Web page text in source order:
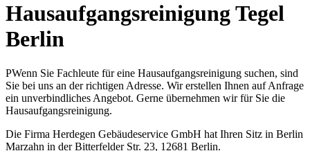
Hausaufgangsreinigung Tegel
Berlin
PWenn Sie Fachleute für eine Hausaufgangsreinigung suchen, sind
Sie bei uns an der richtigen Adresse. Wir erstellen Ihnen auf Anfrage
ein unverbindliches Angebot. Gerne übernehmen wir für Sie die
Hausaufgangsreinigung.
Die Firma Herdegen Gebäudeservice GmbH hat Ihren Sitz in Berlin
Marzahn in der Bitterfelder Str. 23, 12681 Berlin.